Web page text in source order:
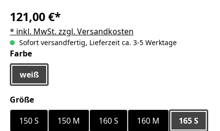
121,00 €*
* inkl. MwSt. zzgl. Versandkosten
Sofort versandfertig, Lieferzeit ca. 3-5 Werktage
Farbeauswählen
weiß
Größeauswählen
150 S
150 M 160 S 160 M 165 S